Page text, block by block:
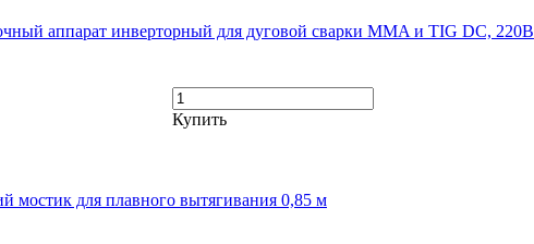
аппарат инверторный для дуговой сварки MMA и TIG DC, 220В
Купить
мостик для плавного вытягивания 0,85 м